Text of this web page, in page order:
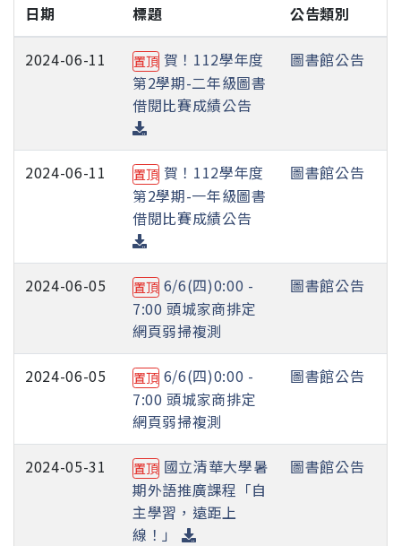
日期 標題 公告類別
2024-06-11 置頂 賀！112學年度
第2學期-二年級圖書
借閱比賽成績公告
圖書館公告
2024-06-11 置頂 賀！112學年度
第2學期-一年級圖書
借閱比賽成績公告
圖書館公告
2024-06-05 置頂 6/6(四)0:00 -
7:00 頭城家商排定
網頁弱掃複測
圖書館公告
2024-06-05 置頂 6/6(四)0:00 -
7:00 頭城家商排定
網頁弱掃複測
圖書館公告
2024-05-31 置頂 國立清華大學暑
期外語推廣課程「自
主學習，遠距上
線！」
圖書館公告